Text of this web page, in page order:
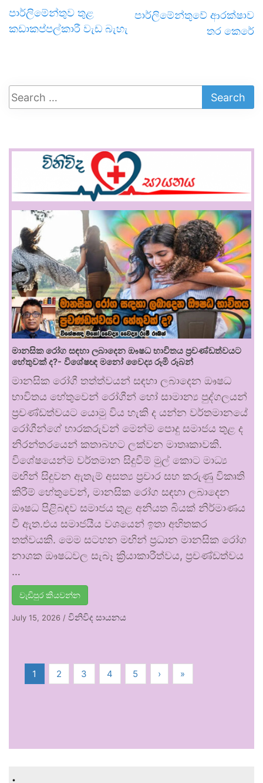
පාර්ලිමේන්තුව තුළ
කඩාකප්පල්කාරී වැඩ බැහැ
පාර්ලිමේන්තුවේ ආරක්ෂාව
තර කෙරේ
මානසික රෝග සඳහා ලබාදෙන ඖෂධ භාවිතය ප්‍රචණ්ඩත්වයට
හේතුවක් ද?- විශේෂඥ මනෝ වෛද්‍ය රූමි රූබන්
මානසික රෝගී තත්ත්වයන් සඳහා ලබාදෙන ඖෂධ
භාවිතය හේතුවෙන් රෝගීන් හෝ සාමාන්‍ය පුද්ගලයන්
ප්‍රචණ්ඩත්වයට යොමු විය හැකි ද යන්න වර්තමානයේ
රෝගීන්ගේ භාරකරුවන් මෙන්ම පොදු සමාජය තුළ ද
නිරන්තරයෙන් කතාබහට ලක්වන මාතෘකාවකි.
විශේෂයෙන්ම වර්තමාන සිදුවීම් මුල් කොට මාධ්‍ය
මඟින් සිදුවන ඇතැම් අසත්‍ය ප්‍රචාර සහ කරුණු විකෘති
කිරීම් හේතුවෙන්, මානසික රෝග සඳහා ලබාදෙන
ඖෂධ පිළිබඳව සමාජය තුළ අනියත බියක් නිර්මාණය
වී ඇත.එය සමාජයීය වශයෙන් ඉතා අහිතකර
තත්වයකි. මෙම සටහන මඟින් ප්‍රධාන මානසික රෝග
නාශක ඖෂධවල සැබෑ ක්‍රියාකාරීත්වය, ප්‍රචණ්ඩත්වය
…
වැඩිපුර කියවන්න
July 15, 2026 / විනිවිද සායනය
1 2 3 4 5 › »
.